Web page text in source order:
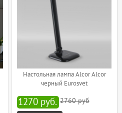
Настольная лампа Alcor Alcor
черный Eurosvet
1270 руб. 2760 руб